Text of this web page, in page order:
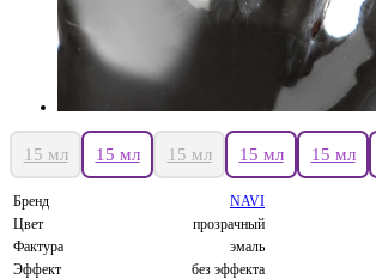
15 мл 15 мл 15 мл 15 мл 15 мл
Бренд
NAVI
Цвет
прозрачный
Фактура
эмаль
Эффект
без эффекта